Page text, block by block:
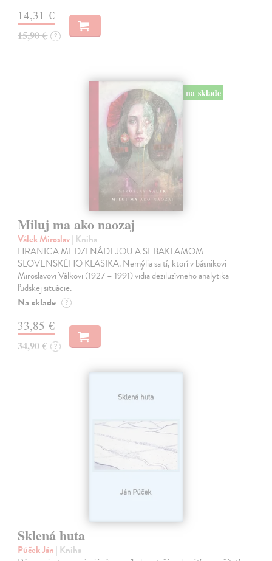
14,31 €
15,90 € ?
na sklade
Miluj ma ako naozaj
Válek Miroslav| Kniha
HRANICA MEDZI NÁDEJOU A SEBAKLAMOM
SLOVENSKÉHO KLASIKA. Nemýlia sa tí, ktorí v básnikovi
Miroslavovi Válkovi (1927 – 1991) vidia deziluzívneho analytika
ľudskej situácie.
Na sklade ?
33,85 €
34,90 € ?
Sklená huta
Púček Ján | Kniha